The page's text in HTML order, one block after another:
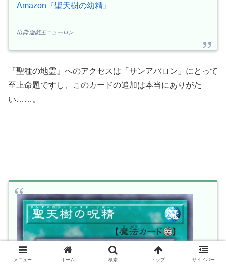
Amazon『聖天樹の幼精』
出典:遊戯王ニューロン
『聖種の地霊』へのアクセスは「サンアバロン」にとって
至上命題ですし、このカードの追加は本当にありがた
い……。
メニュー ホーム 検索 トップ サイドバー